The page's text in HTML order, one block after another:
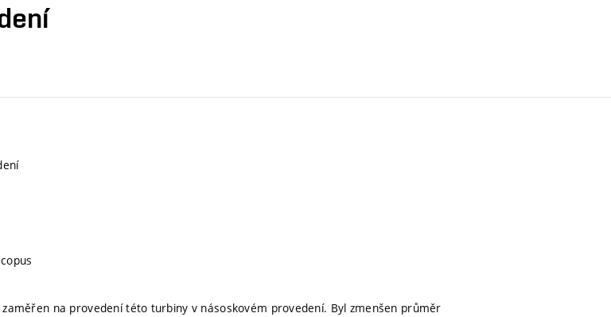
na provedení této turbiny v násoskovém provedení. Byl zmenšen průměr